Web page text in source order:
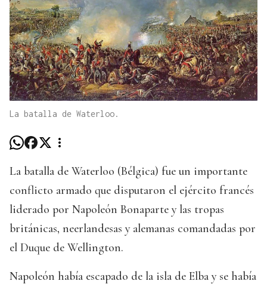
La batalla de Waterloo.
La batalla de Waterloo (Bélgica) fue un importante
conflicto armado que disputaron el ejército francés
liderado por Napoleón Bonaparte y las tropas
británicas, neerlandesas y alemanas comandadas por
el Duque de Wellington.
Napoleón había escapado de la isla de Elba y se había